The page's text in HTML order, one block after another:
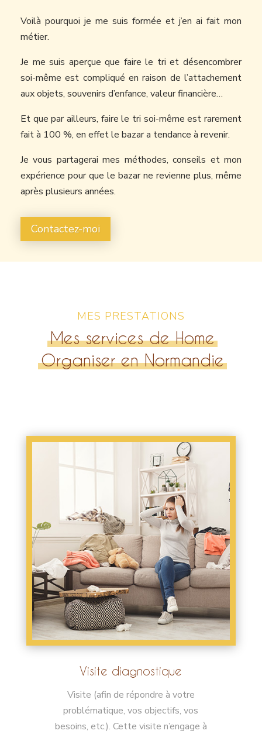
Voilà pourquoi je me suis formée et j’en ai fait mon
métier.
Je me suis aperçue que faire le tri et désencombrer
soi-même est compliqué en raison de l’attachement
aux objets, souvenirs d’enfance, valeur financière…
Et que par ailleurs, faire le tri soi-même est rarement
fait à 100 %, en effet le bazar a tendance à revenir.
Je vous partagerai mes méthodes, conseils et mon
expérience pour que le bazar ne revienne plus, même
après plusieurs années.
Contactez-moi
MES PRESTATIONS
Mes services de Home
Organiser en Normandie
Visite diagnostique
Visite (afin de répondre à votre
problématique, vos objectifs, vos
besoins, etc.). Cette visite n’engage à